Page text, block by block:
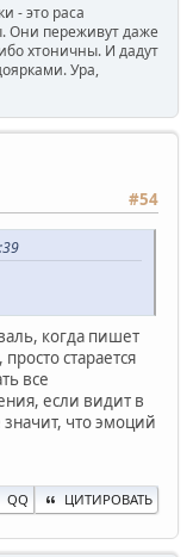
- это раса
Они переживут даже
хтоничны. И дадут
Ура,
#54
когда пишет
старается
все
если видит в
что эмоций
QQ ЦИТИРОВАТЬ